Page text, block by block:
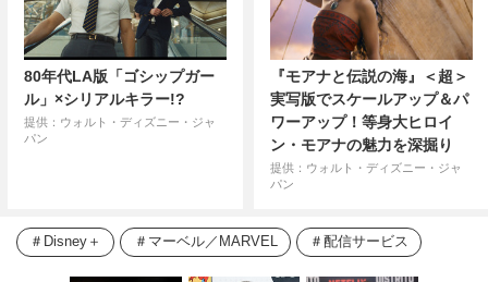
80年代LA版「ゴシップガー
ル」×シリアルキラー!?
提供：ウォルト・ディズニー・ジャ
パン
『モアナと伝説の海』＜超＞
実写版でスケールアップ＆パ
ワーアップ！等身大ヒロイ
ン・モアナの魅力を深掘り
提供：ウォルト・ディズニー・ジャ
パン
Disney＋ マーベル／MARVEL 配信サービス